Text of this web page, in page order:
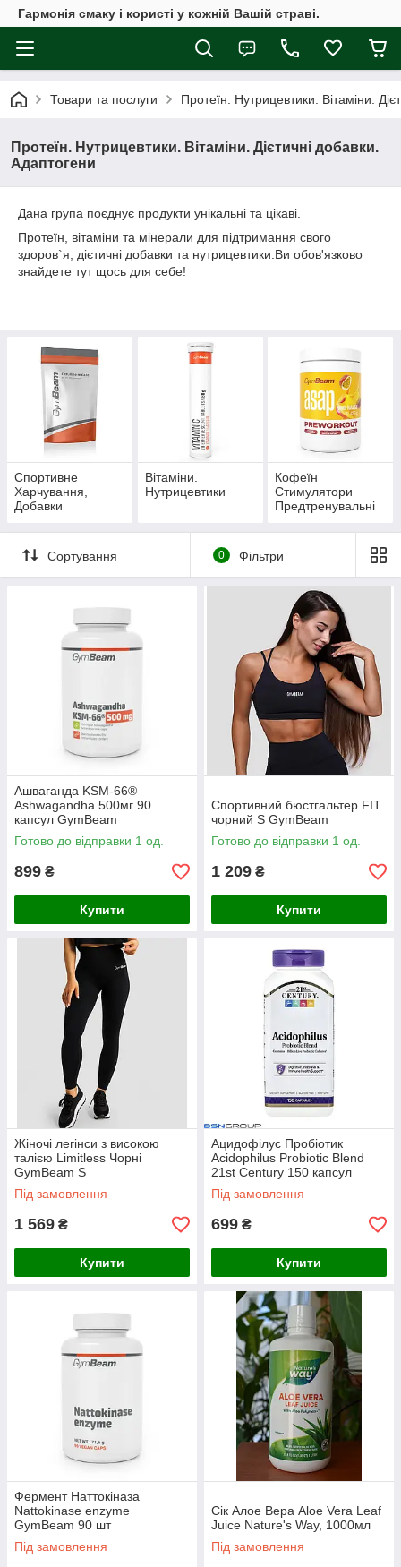
Гармонія смаку і користі у кожній Вашій страві.
Товари та послуги Протеїн. Нутрицевтики. Вітаміни.
Протеїн. Нутрицевтики. Вітаміни. Дієтичні добавки.
Адаптогени
Дана група поєднує продукти унікальні та цікаві.
Протеїн, вітаміни та мінерали для підтримання свого
здоров`я, дієтичні добавки та нутрицевтики.Ви обов'язково
знайдете тут щось для себе!
Спортивне
Харчування,
Добавки
Вітаміни.
Нутрицевтики
Кофеїн
Стимулятори
Предтренувальні
Сортування 0 Фільтри
Ашваганда KSM-66®
Ashwagandha 500мг 90
капсул GymBeam
Готово до відправки 1 од.
899 ₴
Купити
Спортивний бюстгальтер FIT
чорний S GymBeam
Готово до відправки 1 од.
1 209 ₴
Купити
Жіночі легінси з високою
талією Limitless Чорні
GymBeam S
Під замовлення
1 569 ₴
Купити
Ацидофілус Пробіотик
Acidophilus Probiotic Blend
21st Century 150 капсул
Під замовлення
699 ₴
Купити
Фермент Наттокіназа
Nattokinase enzyme
GymBeam 90 шт
Під замовлення
Сік Алое Вера Aloe Vera Leaf
Juice Nature's Way, 1000мл
Під замовлення